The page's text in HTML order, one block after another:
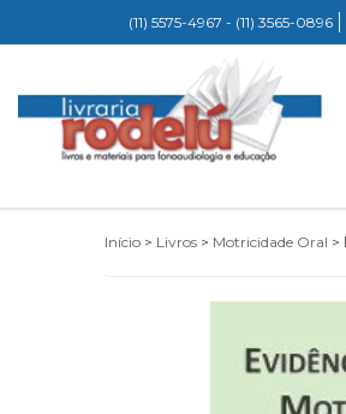
(11) 5575-4967 - (11) 3565-0896
Início > Livros > Motricidade Oral >